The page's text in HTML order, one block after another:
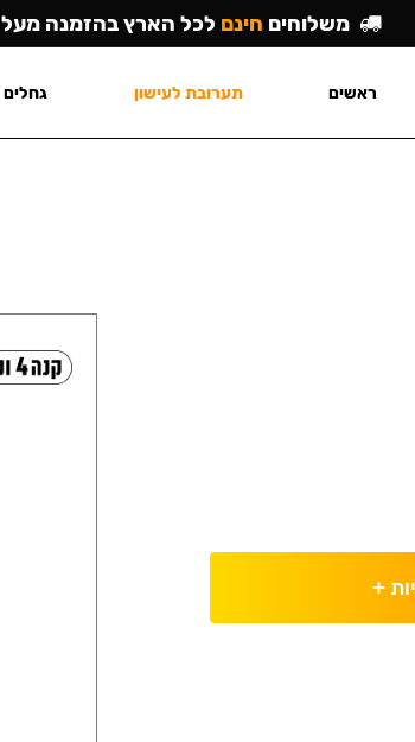
+
משלוחים חינם לכל הארץ בהזמנה מעל ₪449
ראשים תערובת לעישון גחלים